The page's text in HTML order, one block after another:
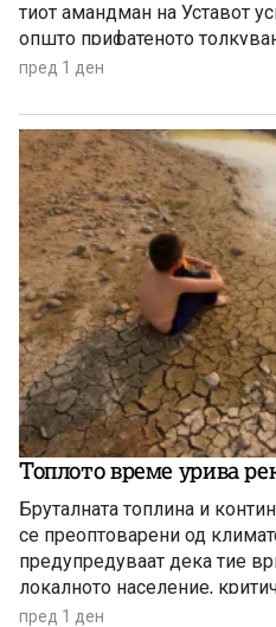
тиот амандман на Уставот
општо прифатеното
гарантира државјанство на
пред 1 ден
Топлото време урива
Бруталната топлина и
се преоптоварени од климатската криза, а експертите
предупредуваат дека тие
локалното население,
дивиот свет низ целиот
пред 1 ден